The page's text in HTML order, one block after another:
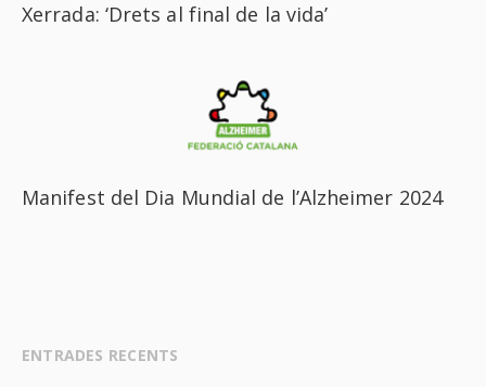
Xerrada: ‘Drets al final de la vida’
Manifest del Dia Mundial de l’Alzheimer 2024
ENTRADES RECENTS